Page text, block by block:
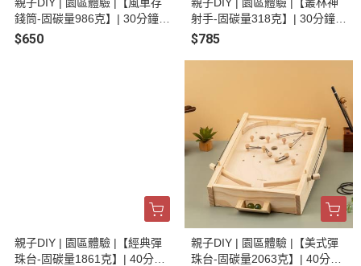
錢筒-固碳量986克】| 30分鐘
輕鬆體驗 | 生活小物 | 手作體驗
$650
射手-固碳量318克】| 30分鐘
輕鬆體驗 | 趣味童玩 | 手作體驗
$785
親子DIY | 園區體驗 |【經典彈
珠台-固碳量1861克】| 40分鐘
親子DIY | 園區體驗 |【美式彈
珠台-固碳量2063克】| 40分鐘